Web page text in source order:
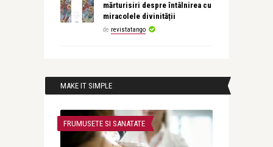
mărturisiri despre întâlnirea cu
miracolele divinității
de revistatango
MAKE IT SIMPLE
FRUMUSETE SI SANATATE